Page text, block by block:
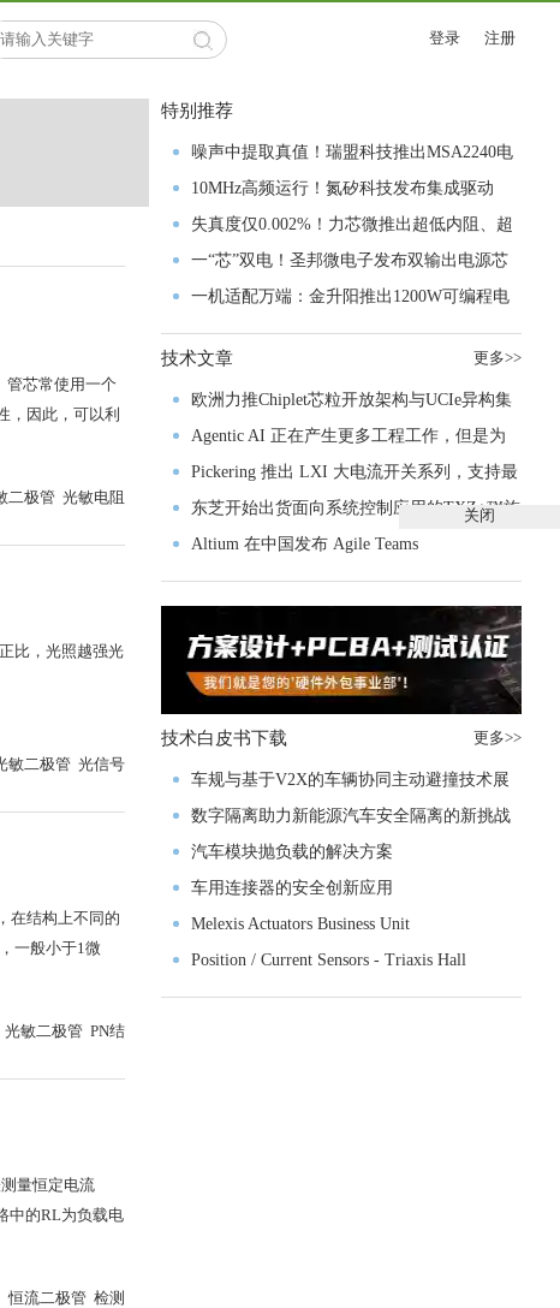
登录 注册
管芯常使用一个
，因此，可以利
二极管 光敏电阻
比，光照越强光
敏二极管 光信号
在结构上不同的
一般小于1微
光敏二极管 PN结
量恒定电流
中的RL为负载电
恒流二极管 检测
特别推荐
噪声中提取真值！瑞盟科技推出MSA2240电
流检测芯片赋能多元高端测量场景
10MHz高频运行！氮矽科技发布集成驱动
GaN芯片，助力电源能效再攀新高
失真度仅0.002%！力芯微推出超低内阻、超
低失真4PST模拟开关
一“芯”双电！圣邦微电子发布双输出电源芯
片，简化AFE与音频设计
一机适配万端：金升阳推出1200W可编程电
源，赋能高端装备制造
技术文章 更多>>
欧洲力推Chiplet芯粒开放架构与UCIe异构集
成以加速其汽车产业生态智能化进程
Agentic AI 正在产生更多工程工作，但是为
什么系统开发进展并没有更快？
Pickering 推出 LXI 大电流开关系列，支持最
高 80A、300V 信号
东芝开始出货面向系统控制应用的TXZ+™族
入门级M4V组
Altium 在中国发布 Agile Teams
技术白皮书下载 更多>>
车规与基于V2X的车辆协同主动避撞技术展
望
数字隔离助力新能源汽车安全隔离的新挑战
汽车模块抛负载的解决方案
车用连接器的安全创新应用
Melexis Actuators Business Unit
Position / Current Sensors - Triaxis Hall
关闭